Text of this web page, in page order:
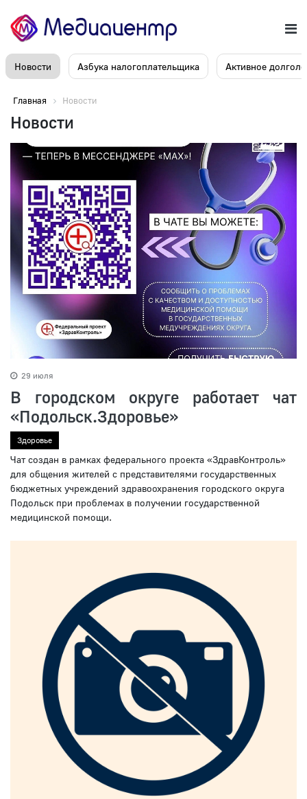
Новости Азбука налогоплательщика Активное
Главная Новости
Новости
29 июля
В городском округе работает чат
«Подольск.Здоровье»
Здоровье
Чат создан в рамках федерального проекта «ЗдравКонтроль»
для общения жителей с представителями государственных
бюджетных учреждений здравоохранения городского округа
Подольск при проблемах в получении государственной
медицинской помощи.